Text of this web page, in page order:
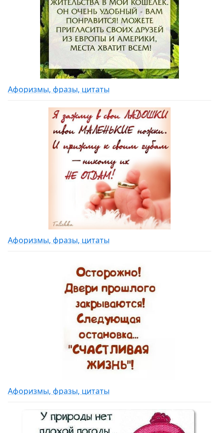
Афоризмы, фразы, цитаты
Афоризмы, фразы, цитаты
Афоризмы, фразы, цитаты